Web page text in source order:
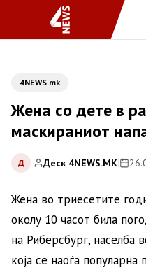
4NEWS.mk
Жена со дете в
маскираниот
Д Деск 4NEWS.MK|
Жена во триесетите
околу 10 часот била
на Риберсбург,
која се наоѓа